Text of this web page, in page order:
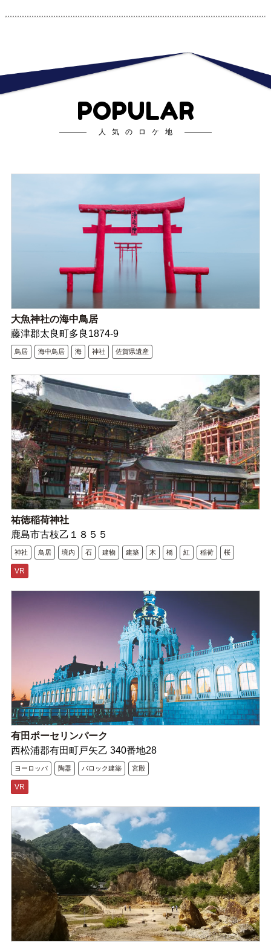
POPULAR
人気のロケ地
大魚神社の海中鳥居
藤津郡太良町多良1874-9
鳥居 海中鳥居 海 神社 佐賀県遺産
祐徳稲荷神社
鹿島市古枝乙１８５５
神社 鳥居 境内 石 建物 建築 木 橋 紅 稲荷 桜
VR
有田ポーセリンパーク
西松浦郡有田町戸矢乙 340番地28
ヨーロッパ 陶器 バロック建築 宮殿
VR